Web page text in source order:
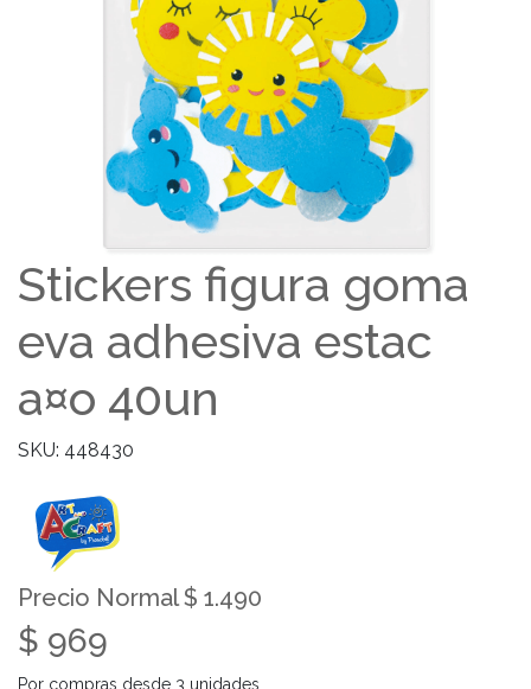
Stickers figura goma
eva adhesiva estac
a¤o 40un
SKU: 448430
Precio Normal $ 1.490
$ 969
Por compras desde 3 unidades